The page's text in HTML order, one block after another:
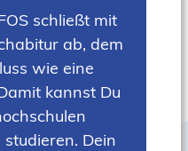
schließt mit
ab, dem
wie eine
kannst Du
Dein